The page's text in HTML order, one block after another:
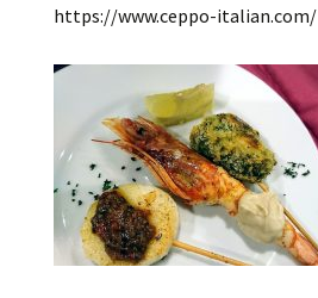
https://www.ceppo-italian.com/